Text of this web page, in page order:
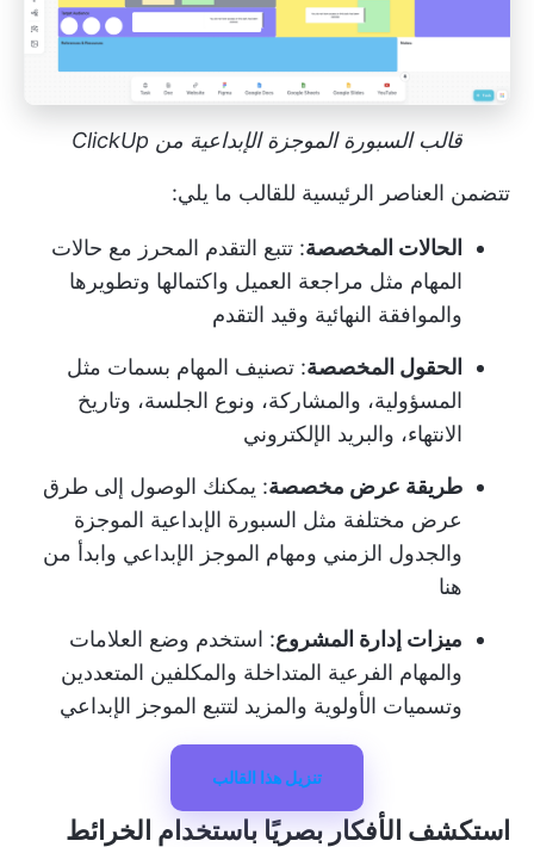
قالب السبورة الموجزة الإبداعية من ClickUp
تتضمن العناصر الرئيسية للقالب ما يلي:
الحالات المخصصة: تتبع التقدم المحرز مع حالات
المهام مثل مراجعة العميل واكتمالها وتطويرها
والموافقة النهائية وقيد التقدم
الحقول المخصصة: تصنيف المهام بسمات مثل
المسؤولية، والمشاركة، ونوع الجلسة، وتاريخ
الانتهاء، والبريد الإلكتروني
طريقة عرض مخصصة: يمكنك الوصول إلى طرق
عرض مختلفة مثل السبورة الإبداعية الموجزة
والجدول الزمني ومهام الموجز الإبداعي وابدأ من
هنا
ميزات إدارة المشروع: استخدم وضع العلامات
والمهام الفرعية المتداخلة والمكلفين المتعددين
وتسميات الأولوية والمزيد لتتبع الموجز الإبداعي
تنزيل هذا القالب
استكشف الأفكار بصريًا باستخدام الخرائط